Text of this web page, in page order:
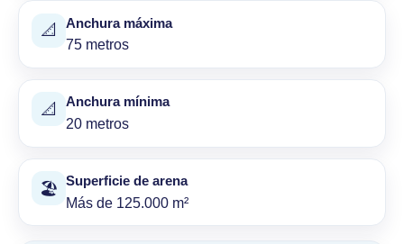
📐
Anchura máxima
75 metros
📐
Anchura mínima
20 metros
🏖
Superficie de arena
Más de 125.000 m²